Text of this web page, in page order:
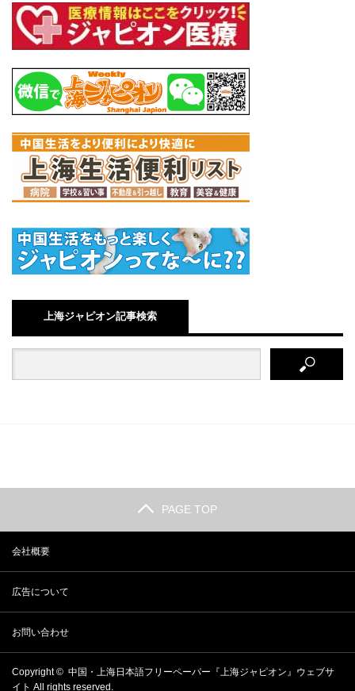
上海ジャピオン記事検索
PAGE TOP
会社概要
広告について
お問い合わせ
Copyright © 中国・上海日本語フリーペーパー『上海ジャピオン』ウェブサ
イト All rights reserved.